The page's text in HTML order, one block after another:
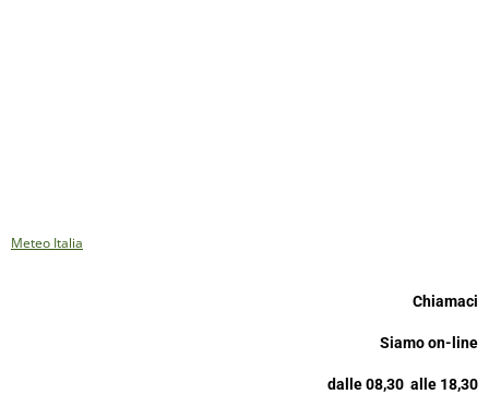
Meteo Italia
Chiamaci
Siamo on-line
dalle 08,30 alle 18,30